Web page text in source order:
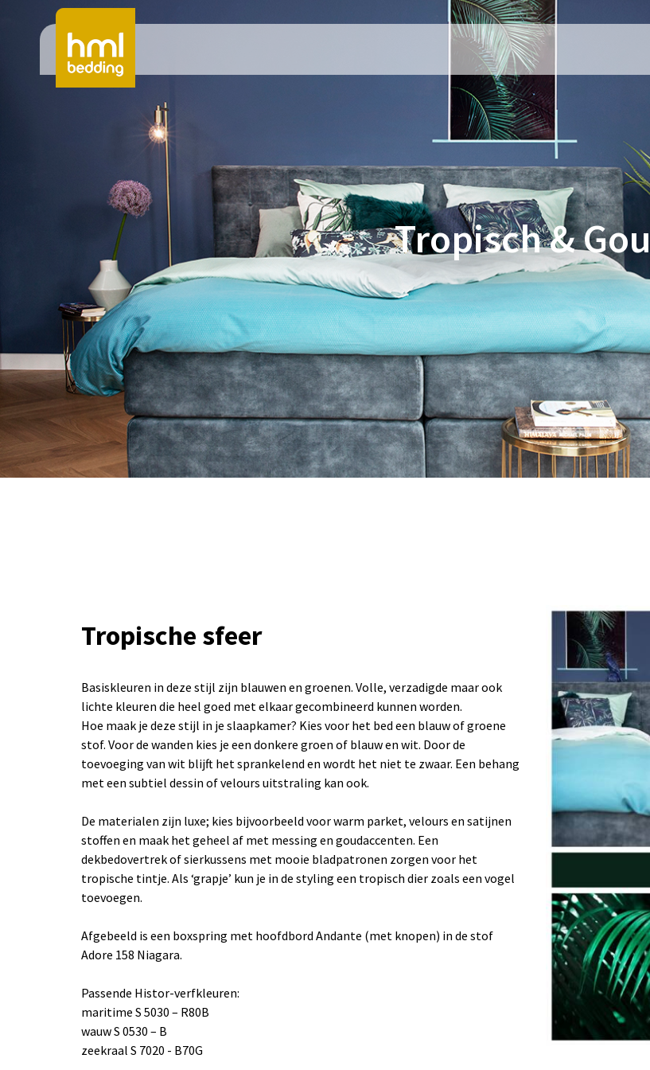
Tropisch &
Tropische sfeer
Basiskleuren in deze stijl zijn blauwen en groenen. Volle, verzadigde maar ook
lichte kleuren die heel goed met elkaar gecombineerd kunnen worden.
Hoe maak je deze stijl in je slaapkamer? Kies voor het bed een blauw of groene
stof. Voor de wanden kies je een donkere groen of blauw en wit. Door de
toevoeging van wit blijft het sprankelend en wordt het niet te zwaar. Een behang
met een subtiel dessin of velours uitstraling kan ook.
De materialen zijn luxe; kies bijvoorbeeld voor warm parket, velours en satijnen
stoffen en maak het geheel af met messing en goudaccenten. Een
dekbedovertrek of sierkussens met mooie bladpatronen zorgen voor het
tropische tintje. Als ‘grapje’ kun je in de styling een tropisch dier zoals een vogel
toevoegen.
Afgebeeld is een boxspring met hoofdbord Andante (met knopen) in de stof
Adore 158 Niagara.
Passende Histor-verfkleuren:
maritime S 5030 – R80B
wauw S 0530 – B
zeekraal S 7020 - B70G